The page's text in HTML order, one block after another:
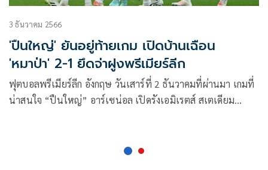
3 ธันวาคม 2566
'ปืนใหญ่' ยันอยู่ท้ายเกม เปิดบ้านเฉือน
'หมาป่า' 2-1 ยึดจ่าฝูงพรีเมียร์ลีก
ฟุตบอลพรีเมียร์ลีก อังกฤษ วันเสาร์ที่ 2 ธันวาคมที่ผ่านมา เกมที่
น่าสนใจ “ปืนใหญ่” อาร์เซน่อล เปิดรังเอมิเรตส์ สเตเดียม